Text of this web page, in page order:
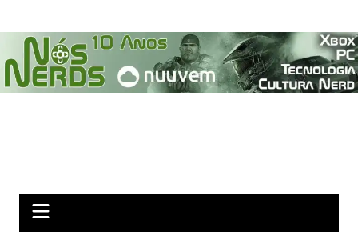
para
conteúdo